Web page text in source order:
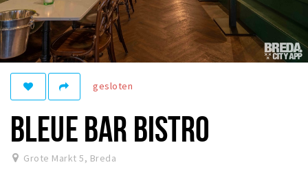
Slapen
Recreatief
Winkels
Winkelgebieden
Bezienswaardigheden
Musea, theaters & podia
gesloten
BLEUE BAR BISTRO
Grote Markt 5, Breda